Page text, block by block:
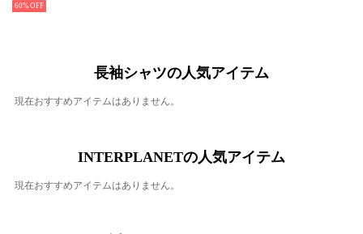
60%
長袖シャツの人気アイテム
現在おすすめアイテムはありません。
INTERPLANETの人気アイテム
現在おすすめアイテムはありません。